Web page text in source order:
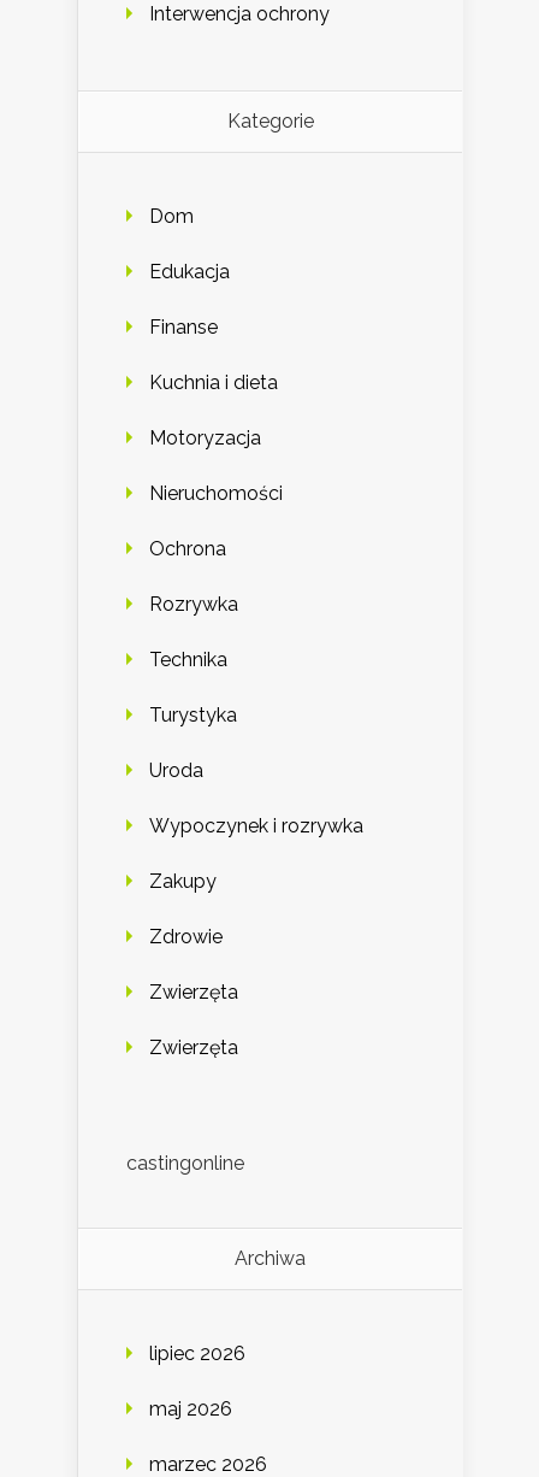
Interwencja ochrony
Kategorie
Dom
Edukacja
Finanse
Kuchnia i dieta
Motoryzacja
Nieruchomości
Ochrona
Rozrywka
Technika
Turystyka
Uroda
Wypoczynek i rozrywka
Zakupy
Zdrowie
Zwierzęta
Zwierzęta
castingonline
Archiwa
lipiec 2026
maj 2026
marzec 2026